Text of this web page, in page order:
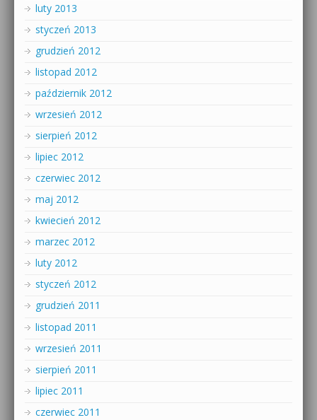
luty 2013
styczeń 2013
grudzień 2012
listopad 2012
październik 2012
wrzesień 2012
sierpień 2012
lipiec 2012
czerwiec 2012
maj 2012
kwiecień 2012
marzec 2012
luty 2012
styczeń 2012
grudzień 2011
listopad 2011
wrzesień 2011
sierpień 2011
lipiec 2011
czerwiec 2011